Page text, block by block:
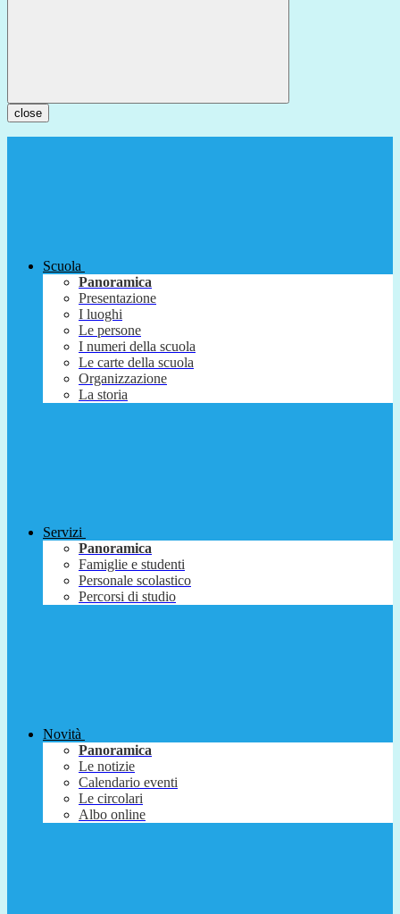
close
Scuola
Panoramica
Presentazione
I luoghi
Le persone
I numeri della scuola
Le carte della scuola
Organizzazione
La storia
Servizi
Panoramica
Famiglie e studenti
Personale scolastico
Percorsi di studio
Novità
Panoramica
Le notizie
Calendario eventi
Le circolari
Albo online